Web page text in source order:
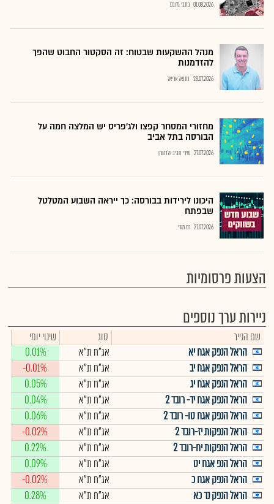
01.08.2026 כתבי גלובס
מנהל ההשקעות שבטוח: זה הסקטור החבוט שהפך
להזדמנות
28.07.2026 נתנאל אריאל
מחזורי המסחר קפצו ולג'פריס יש המלצה חמה על
הבורסה בתל אביב
27.07.2026 שירי חביב-ולדהורן
היכונו לירידות בבורסה: כך ייראה השבוע המטלטל
שבפתח
27.07.2026 רם מורי
הצעות פרסומיות
ניירות ערך נוספים
שם הנייר סוג
שינוי יומי
הראל הנפק אגח יא
אג"ח ת"א
0.01%
הראל הנפק אגח יב
אג"ח ת"א
-0.01%
הראל הנפק אגח יג
אג"ח ת"א
0.05%
הראל הנפק אגח יד- רובד 2
אג"ח ת"א
0.04%
הראל הנפק אגח טו- רובד 2
אג"ח ת"א
0.06%
הראל הנפקות יז-רובד 2
אג"ח ת"א
-0.02%
הראל הנפקות יח-רובד 2
אג"ח ת"א
0.22%
הראל הנפ אגח יט
אג"ח ת"א
0.09%
הראל הנפק אגח כ
אג"ח ת"א
-0.02%
הראל הנפק נד כא
אג"ח ת"א 0.28%